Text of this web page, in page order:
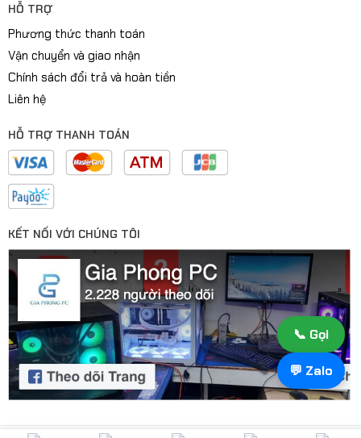
HỖ TRỢ
Phương thức thanh toán
Vận chuyển và giao nhận
Chính sách đổi trả và hoàn tiền
Liên hệ
HỖ TRỢ THANH TOÁN
KẾT NỐI VỚI CHÚNG TÔI
📞 Gọi
💬 Zalo